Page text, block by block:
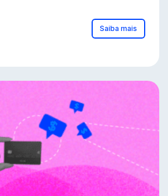
Saiba mais